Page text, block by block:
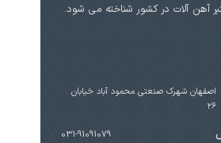
آهن آلات در کشور شناخته می شود.
اصفهان شهرک صنعتی محمود آباد خیابان
۲۶
031-91091079